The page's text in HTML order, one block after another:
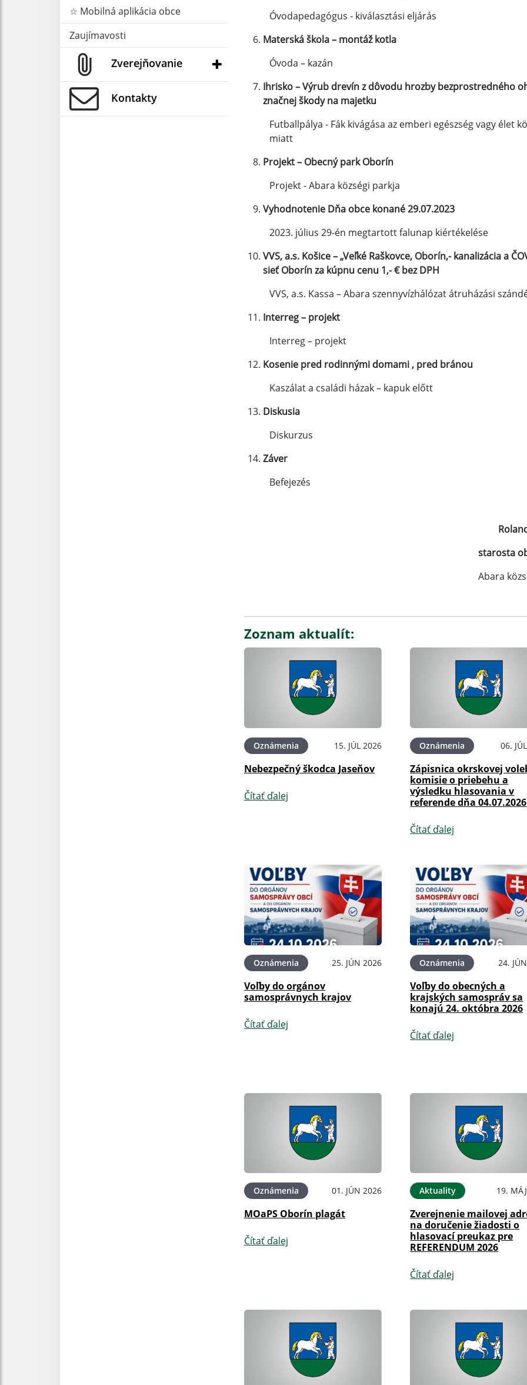
☆ Mobilná aplikácia obce
Zaujímavosti
Zverejňovanie
Kontakty
Óvodapedagógus - kiválasztási eljárás
Materská škola – montáž kotla
Óvoda – kazán
Ihrisko – Výrub drevín z dôvodu hrozby bezprostredného
značnej škody na majetku
Futballpálya - Fák kivágása az emberi egészség vagy élet
miatt
Projekt – Obecný park Oborín
Projekt - Abara községi parkja
Vyhodnotenie Dňa obce konané 29.07.2023
2023. július 29-én megtartott falunap kiértékelése
VVS, a.s. Košice – „Veľké Raškovce, Oborín,- kanalizácia a
sieť Oborín za kúpnu cenu 1,- € bez DPH
VVS, a.s. Kassa – Abara szennyvízhálózat átruházási
Interreg – projekt
Interreg – projekt
Kosenie pred rodinnými domami , pred bránou
Kaszálat a családi házak – kapuk előtt
Diskusia
Diskurzus
Záver
Befejezés
Roland
starosta
Abara
Zoznam aktualít:
Oznámenia 15. JÚL 2026
Nebezpečný škodca Jaseňov
Čítať ďalej
Oznámenia 06.
Zápisnica okrskovej
komisie o priebehu a
výsledku hlasovania v
referende dňa 04.07.2026
Čítať ďalej
Oznámenia 25. JÚN 2026
Voľby do orgánov
samosprávnych krajov
Čítať ďalej
Oznámenia 24.
Voľby do obecných a
krajských samospráv sa
konajú 24. októbra 2026
Čítať ďalej
Oznámenia 01. JÚN 2026
MOaPS Oborín plagát
Čítať ďalej
Aktuality 19.
Zverejnenie mailovej
na doručenie žiadosti o
hlasovací preukaz pre
REFERENDUM 2026
Čítať ďalej